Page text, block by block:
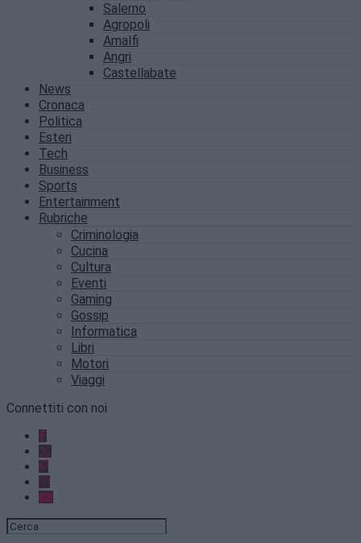
Salerno
Agropoli
Amalfi
Angri
Castellabate
News
Cronaca
Politica
Esteri
Tech
Business
Sports
Entertainment
Rubriche
Criminologia
Cucina
Cultura
Eventi
Gaming
Gossip
Informatica
Libri
Motori
Viaggi
Connettiti con noi